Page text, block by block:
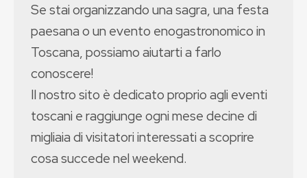
Se stai organizzando una sagra, una festa
paesana o un evento enogastronomico in
Toscana, possiamo aiutarti a farlo
conoscere!
Il nostro sito è dedicato proprio agli eventi
toscani e raggiunge ogni mese decine di
migliaia di visitatori interessati a scoprire
cosa succede nel weekend.